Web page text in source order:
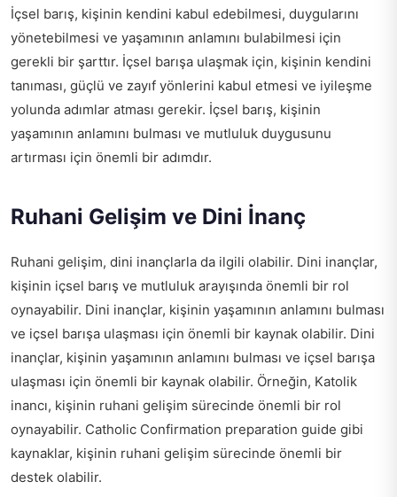
İçsel barış, kişinin kendini kabul edebilmesi, duygularını
yönetebilmesi ve yaşamının anlamını bulabilmesi için
gerekli bir şarttır. İçsel barışa ulaşmak için, kişinin kendini
tanıması, güçlü ve zayıf yönlerini kabul etmesi ve iyileşme
yolunda adımlar atması gerekir. İçsel barış, kişinin
yaşamının anlamını bulması ve mutluluk duygusunu
artırması için önemli bir adımdır.
Ruhani Gelişim ve Dini İnanç
Ruhani gelişim, dini inançlarla da ilgili olabilir. Dini inançlar,
kişinin içsel barış ve mutluluk arayışında önemli bir rol
oynayabilir. Dini inançlar, kişinin yaşamının anlamını bulması
ve içsel barışa ulaşması için önemli bir kaynak olabilir. Dini
inançlar, kişinin yaşamının anlamını bulması ve içsel barışa
ulaşması için önemli bir kaynak olabilir. Örneğin, Katolik
inancı, kişinin ruhani gelişim sürecinde önemli bir rol
oynayabilir. Catholic Confirmation preparation guide gibi
kaynaklar, kişinin ruhani gelişim sürecinde önemli bir
destek olabilir.